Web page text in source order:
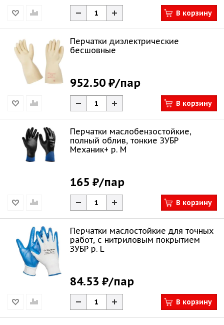
В корзину
Перчатки диэлектрические
бесшовные
952.50 ₽/пар
В корзину
Перчатки маслобензостойкие,
полный облив, тонкие ЗУБР
Механик+ р. M
165 ₽/пар
В корзину
Перчатки маслостойкие для точных
работ, с нитриловым покрытием
ЗУБР р. L
84.53 ₽/пар
В корзину